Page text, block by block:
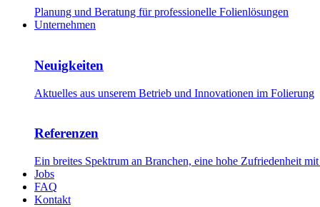
Planung und Beratung für professionelle Folienlösungen
Unternehmen
Neuigkeiten
Aktuelles aus unserem Betrieb und Innovationen im Folierung
Referenzen
Ein breites Spektrum an Branchen, eine hohe Zufriedenheit
Jobs
FAQ
Kontakt